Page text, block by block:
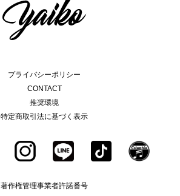
プライバシーポリシー
CONTACT
推奨環境
特定商取引法に基づく表示
著作権管理事業者許諾番号